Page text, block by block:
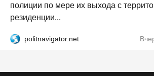
полиции по мере их выхода с
резиденции...
politnavigator.net